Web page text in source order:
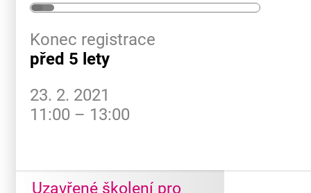
Konec registrace
před 5 lety
23. 2. 2021
11:00 – 13:00
Uzavřené školení pro